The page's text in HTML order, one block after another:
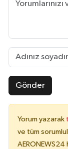
Gönder
Yorum yazarak
ve tüm